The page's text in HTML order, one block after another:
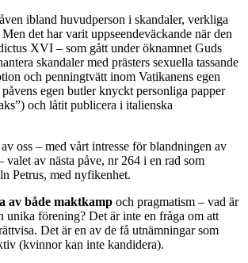
ibland huvudperson i skandaler, verkliga
det har varit uppseendeväckande när den
XVI – som gått under öknamnet Guds
skandaler med prästers sexuella tassande
och penningtvätt inom Vatikanens egen
egen butler knyckt personliga papper
och låtit publicera i italienska
oss – med vårt intresse för blandningen av
av nästa påve, nr 264 i en rad som
Petrus, med nyfikenhet.
av både maktkamp och pragmatism – vad är
unika förening? Det är inte en fråga om att
Det är en av de få utnämningar som
(kvinnor kan inte kandidera).